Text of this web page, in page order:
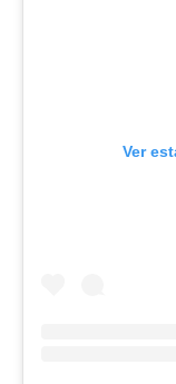
Ver